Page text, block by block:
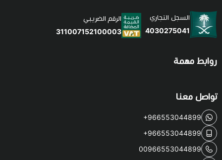
السجل التجاري
4030275041
الرقم الضريبي
311007152100003
روابط مهمة
تواصل معنا
+966553044899
+966553044899
00966553044899